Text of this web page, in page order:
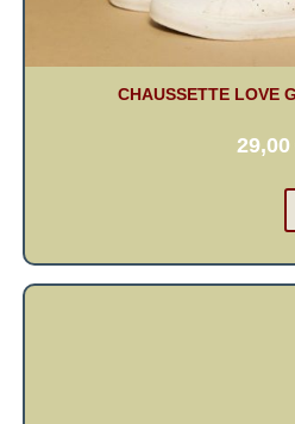
CHAUSSETTE LOVE
29,00